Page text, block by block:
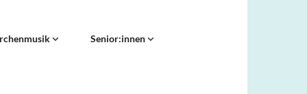
Senior:innen